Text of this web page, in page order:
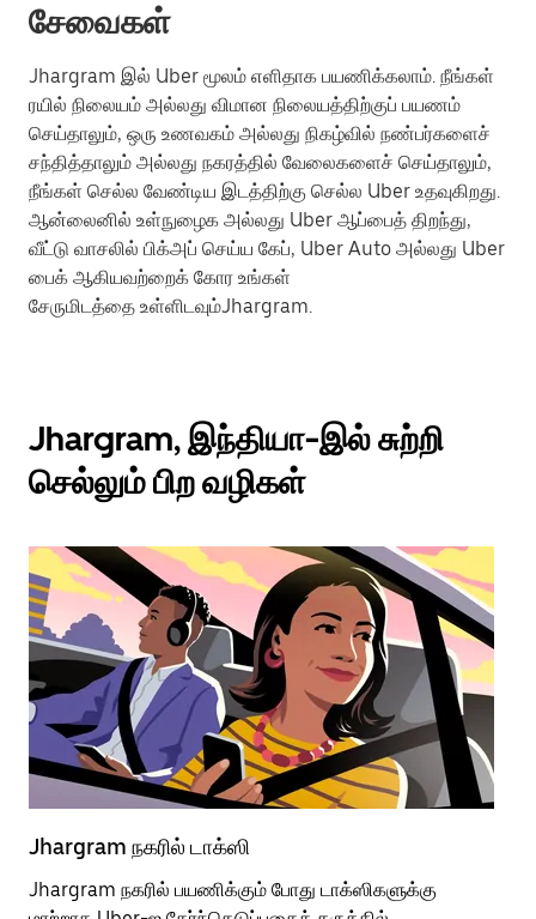
சேவைகள்
Jhargram இல் Uber மூலம் எளிதாக பயணிக்கலாம். நீங்கள்
ரயில் நிலையம் அல்லது விமான நிலையத்திற்குப் பயணம்
செய்தாலும், ஒரு உணவகம் அல்லது நிகழ்வில் நண்பர்களைச்
சந்தித்தாலும் அல்லது நகரத்தில் வேலைகளைச் செய்தாலும்,
நீங்கள் செல்ல வேண்டிய இடத்திற்கு செல்ல Uber உதவுகிறது.
ஆன்லைனில் உள்நுழைக அல்லது Uber ஆப்பைத் திறந்து,
வீட்டு வாசலில் பிக்அப் செய்ய கேப், Uber Auto அல்லது Uber
பைக் ஆகியவற்றைக் கோர உங்கள்
சேருமிடத்தை உள்ளிடவும்Jhargram.
Jhargram, இந்தியா-இல் சுற்றி
செல்லும் பிற வழிகள்
Jhargram நகரில் டாக்ஸி
Jhargram நகரில் பயணிக்கும் போது டாக்ஸிகளுக்கு